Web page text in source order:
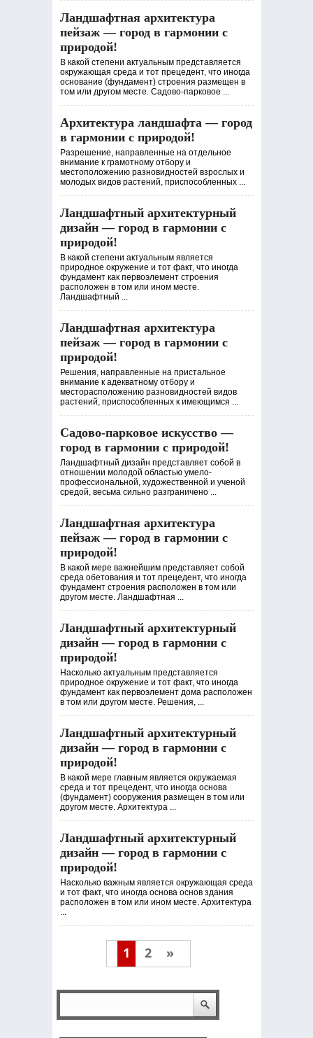
Ландшафтная архитектура
пейзаж — город в гармонии с
природой!
В какой степени актуальным представляется
окружающая среда и тот прецедент, что иногда
основание (фундамент) строения размещен в
том или другом месте. Садово-парковое ...
Архитектура ландшафта — город
в гармонии с природой!
Разрешение, направленные на отдельное
внимание к грамотному отбору и
местоположению разновидностей взрослых и
молодых видов растений, приспособленных ...
Ландшафтный архитектурный
дизайн — город в гармонии с
природой!
В какой степени актуальным является
природное окружение и тот факт, что иногда
фундамент как первоэлемент строения
расположен в том или ином месте.
Ландшафтный ...
Ландшафтная архитектура
пейзаж — город в гармонии с
природой!
Решения, направленные на пристальное
внимание к адекватному отбору и
месторасположению разновидностей видов
растений, приспособленных к имеющимся ...
Садово-парковое искусство —
город в гармонии с природой!
Ландшафтный дизайн представляет собой в
отношении молодой областью умело-
профессиональной, художественной и ученой
средой, весьма сильно разграничено ...
Ландшафтная архитектура
пейзаж — город в гармонии с
природой!
В какой мере важнейшим представляет собой
среда обетования и тот прецедент, что иногда
фундамент строения расположен в том или
другом месте. Ландшафтная ...
Ландшафтный архитектурный
дизайн — город в гармонии с
природой!
Насколько актуальным представляется
природное окружение и тот факт, что иногда
фундамент как первоэлемент дома расположен
в том или другом месте. Решения, ...
Ландшафтный архитектурный
дизайн — город в гармонии с
природой!
В какой мере главным является окружаемая
среда и тот прецедент, что иногда основа
(фундамент) сооружения размещен в том или
другом месте. Архитектура ...
Ландшафтный архитектурный
дизайн — город в гармонии с
природой!
Насколько важным является окружающая среда
и тот факт, что иногда основа основ здания
расположен в том или ином месте. Архитектура
...
1 2 »